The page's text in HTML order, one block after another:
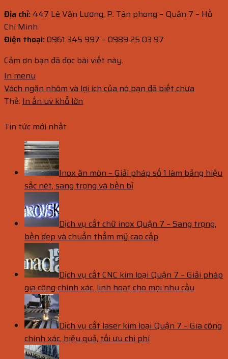
Địa chỉ: 447 Lê Văn Lương, P. Tân phong – Quận 7 – Hồ
Chí Minh
Điện thoại:0961 345 997 – 0989 25 03 97
Cảm ơn bạn đã đọc bài viết này.
In menu
Vách ngăn nhôm và lợi ích của nó bạn đã biết chưa
Thẻ: In ấn uv khổ lớn
Tin tức mới nhất
Inox ăn mòn – Giải pháp số 1 làm bảng hiệu
sắc nét, sang trọng và bền bỉ
Dịch vụ cắt chữ inox Quận 7 – Sang trọng,
bền đẹp và chuẩn thẩm mỹ cao cấp
Dịch vụ cắt CNC kim loại Quận 7 – Giải pháp
gia công chính xác, linh hoạt cho mọi nhu cầu
Dịch vụ cắt laser kim loại Quận 7 – Gia công
chính xác, hiệu quả, tối ưu chi phí